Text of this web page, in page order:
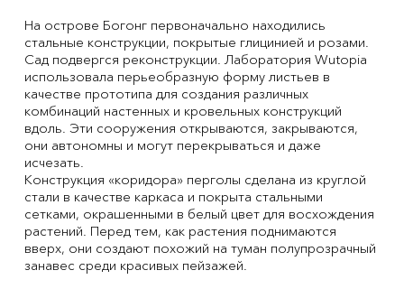
На острове Богонг первоначально находились
стальные конструкции, покрытые глицинией и розами.
Сад подвергся реконструкции. Лаборатория Wutopia
использовала перьеобразную форму листьев в
качестве прототипа для создания различных
комбинаций настенных и кровельных конструкций
вдоль. Эти сооружения открываются, закрываются,
они автономны и могут перекрываться и даже
исчезать.
Конструкция «коридора» перголы сделана из круглой
стали в качестве каркаса и покрыта стальными
сетками, окрашенными в белый цвет для восхождения
растений. Перед тем, как растения поднимаются
вверх, они создают похожий на туман полупрозрачный
занавес среди красивых пейзажей.